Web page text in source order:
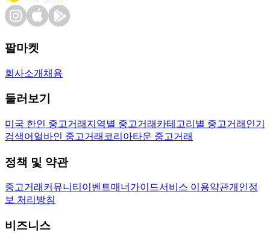
팔마켓
회사소개 채용
둘러보기
미국 한인 중고거래 지역별 중고거래 카테고리별 중고거래 인기
검색어 얼바인 중고거래 코리아타운 중고거래
정책 및 약관
중고거래 커뮤니티 이벤트매너가이드서비스 이용약관개인정
보 처리방침
비즈니스